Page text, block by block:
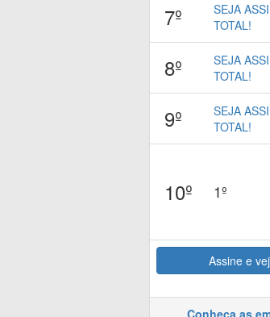
7º
SEJA
TOTAL!
8º
SEJA
TOTAL!
9º
SEJA
TOTAL!
10º 1º
Assine e